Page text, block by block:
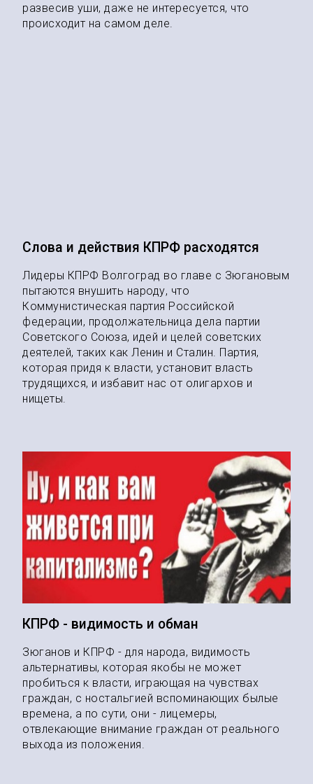
развесив уши, даже не интересуется, что
происходит на самом деле.
Слова и действия КПРФ расходятся
Лидеры КПРФ Волгоград во главе с Зюгановым
пытаются внушить народу, что
Коммунистическая партия Российской
федерации, продолжательница дела партии
Советского Союза, идей и целей советских
деятелей, таких как Ленин и Сталин. Партия,
которая придя к власти, установит власть
трудящихся, и избавит нас от олигархов и
нищеты.
КПРФ - видимость и обман
Зюганов и КПРФ - для народа, видимость
альтернативы, которая якобы не может
пробиться к власти, играющая на чувствах
граждан, с ностальгией вспоминающих былые
времена, а по сути, они - лицемеры,
отвлекающие внимание граждан от реального
выхода из положения.